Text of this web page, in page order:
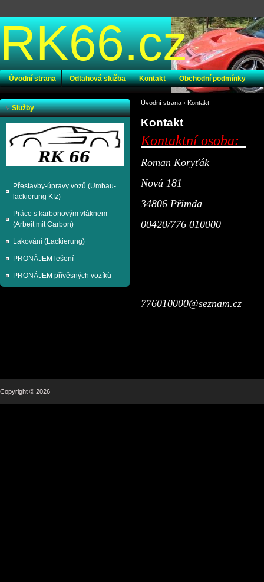
RK66.cz
Úvodní strana Odtahová služba Kontakt Obchodní podmínky
Úvodní strana › Kontakt
Kontakt
Kontaktní osoba:
Roman Koryťák
Nová 181
34806 Přimda
00420/776 010000
776010000@seznam.cz
Služby
Přestavby-úpravy vozů (Umbau-
lackierung Kfz)
Práce s karbonovým vláknem
(Arbeit mit Carbon)
Lakování (Lackierung)
PRONÁJEM lešení
PRONÁJEM přívěsných vozíků
Copyright © 2026